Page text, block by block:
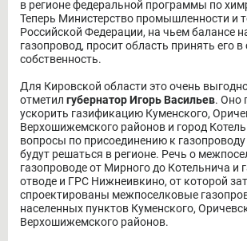
в регионе федеральной программы по
Теперь Министерство промышленности и
Российской Федерации, на чьем балансе
газопровод, просит область принять его
собственность.
Для Кировской области это очень
отметил губернатор Игорь Васильев. Оно
ускорить газификацию Куменского,
Верхошижемского районов и город
вопросы по присоединению к газопроводу
будут решаться в регионе. Речь о
газопроводе от Мирного до Котельнича и
отводе и ГРС Нижнеивкино, от которой
спроектированы межпоселковые
населенных пунктов Куменского,
Верхошижемского районов.